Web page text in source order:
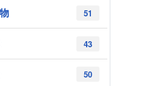
51
43
50